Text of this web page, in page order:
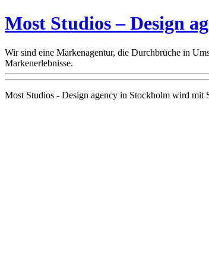
Most Studios – Design
Wir sind eine Markenagentur, die Durchbrüche in
Markenerlebnisse.
Most Studios - Design agency in Stockholm wird mit